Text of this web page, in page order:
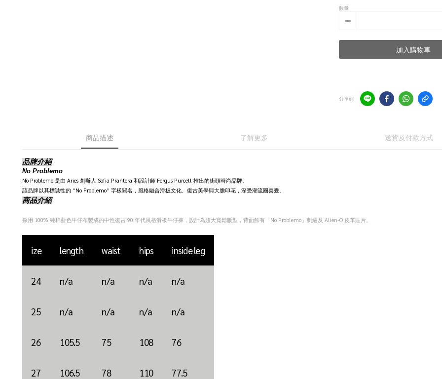
數量
加入購物車
分享到
商品描述 了解更多 送貨及付款方式
品牌介紹
No Problemo
No Problemo 是由 Aries 創辦人 Sofia Prantera 和設計師 Fergus Purcell 推出的街頭時尚品牌。
該品牌以其標誌性的 “No Problemo” 字樣聞名，風格融合滑板文化、復古美學與大膽印花，深受潮流圈喜愛。
商品介紹
採用 100% 純棉藍色牛仔布製成的中性復古 90 年代風格滑板牛仔褲，設計為超大寬鬆版型，背面飾有「No Problemo」刺繡及 Alien-O 皮革貼片。
ize length waist hips inside leg
24 n/a n/a n/a n/a
25 n/a n/a n/a n/a
26 105.5 75 108 76
27 106.5 78 110 77.5